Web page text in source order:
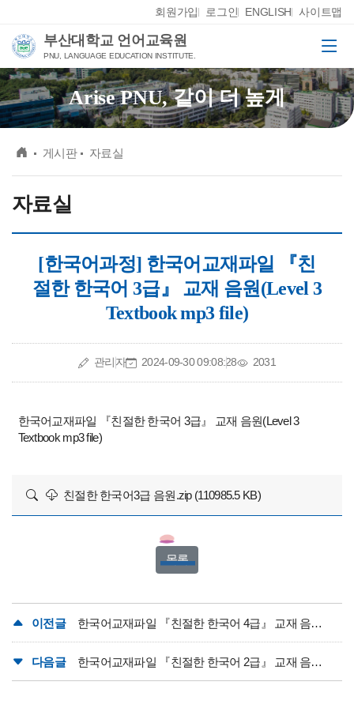
회원가입 로그인 ENGLISH 사이트맵
부산대학교 언어교육원
PNU, LANGUAGE EDUCATION INSTITUTE.
메뉴
Arise PNU, 같이 더 높게
메인게시판 자료실
자료실
[한국어과정] 한국어교재파일 『친
절한 한국어 3급』 교재 음원(Level 3
Textbook mp3 file)
작성자
관리자 작성일
2024-09-30 09:08:28 조회수
2031
한국어교재파일 『친절한 한국어 3급』 교재 음원(Level 3
Textbook mp3 file)
친절한 한국어3급 음원.zip (110985.5 KB)
목록
이전글 한국어교재파일 『친절한 한국어 4급』 교재 음원(Level 4 Textbook mp3 file)
다음글 한국어교재파일 『친절한 한국어 2급』 교재 음원(Level 2 Textbook mp3 file)